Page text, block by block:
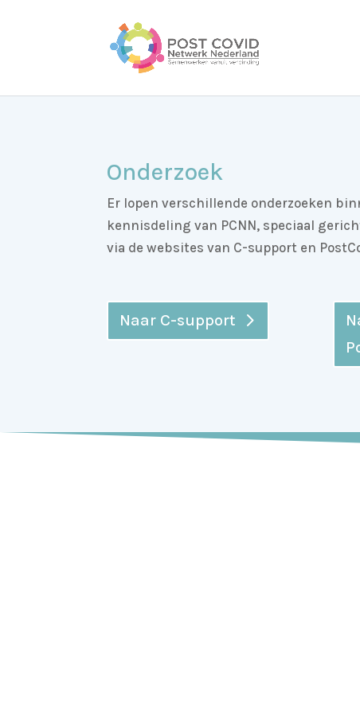
Onderzoek
Er lopen verschillende onderzoeken
kennisdeling van PCNN, speciaal
via de websites van C-support en
Naar C-support